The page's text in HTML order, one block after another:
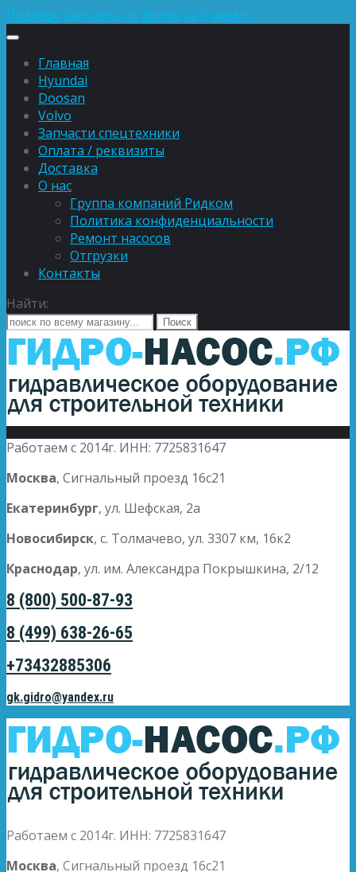
Подберу запчасть по фотке за 5 минут
Главная
Hyundai
Doosan
Volvo
Запчасти спецтехники
Оплата / реквизиты
Доставка
О нас
Группа компаний Ридком
Политика конфиденциальности
Ремонт насосов
Отгрузки
Контакты
Найти:
Работаем с 2014г. ИНН: 7725831647
Москва, Сигнальный проезд 16с21
Екатеринбург, ул. Шефская, 2а
Новосибирск, с. Толмачево, ул. 3307 км, 16к2
Краснодар, ул. им. Александра Покрышкина, 2/12
8 (800) 500-87-93
8 (499) 638-26-65
+73432885306
gk.gidro@yandex.ru
Работаем с 2014г. ИНН: 7725831647
Москва, Сигнальный проезд 16с21